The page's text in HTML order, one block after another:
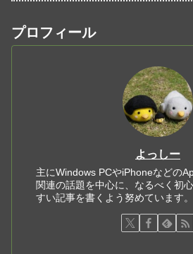
プロフィール
よっしー
主にWindows PCやiPhoneなどの
関連の話題を中心に、なるべく初
すい記事を書くよう努めています。